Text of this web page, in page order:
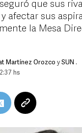
que sus
afectar sus
la Mesa
Martínez Orozco y SUN .
hs